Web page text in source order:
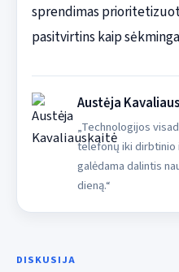
sprendimas
pasitvirtins kaip
Austėja
„Technologijos
telefonų iki dirbtinio
galėdama dalintis
dieną.“
DISKUSIJA